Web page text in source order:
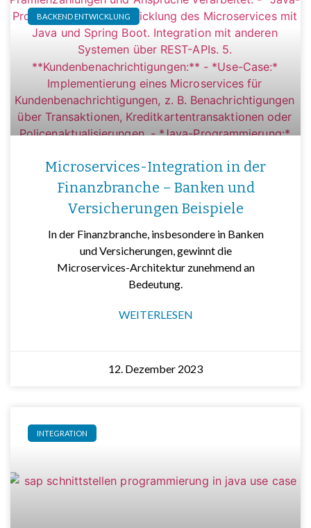
BACKEND ENTWICKLUNG
Microservices-Integration in der
Finanzbranche – Banken und
Versicherungen Beispiele
In der Finanzbranche, insbesondere in Banken
und Versicherungen, gewinnt die
Microservices-Architektur zunehmend an
Bedeutung.
WEITERLESEN
12. Dezember 2023
INTEGRATION